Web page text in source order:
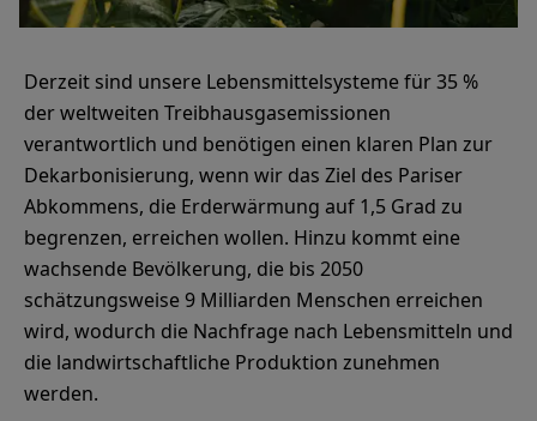
Derzeit sind unsere Lebensmittelsysteme für 35 %
der weltweiten Treibhausgasemissionen
verantwortlich und benötigen einen klaren Plan zur
Dekarbonisierung, wenn wir das Ziel des Pariser
Abkommens, die Erderwärmung auf 1,5 Grad zu
begrenzen, erreichen wollen. Hinzu kommt eine
wachsende Bevölkerung, die bis 2050
schätzungsweise 9 Milliarden Menschen erreichen
wird, wodurch die Nachfrage nach Lebensmitteln und
die landwirtschaftliche Produktion zunehmen
werden.